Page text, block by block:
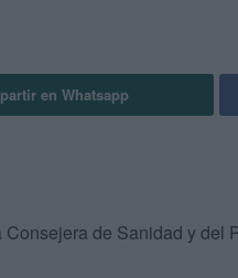
en Whatsapp
de Sanidad y del